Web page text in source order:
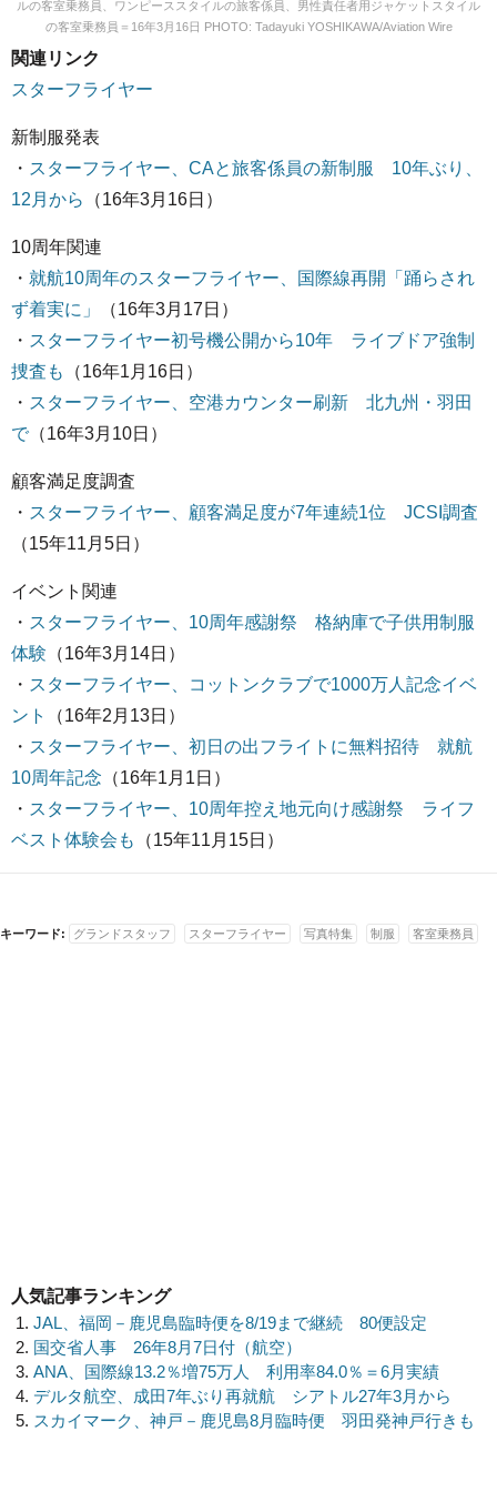
ルの客室乗務員、ワンピーススタイルの旅客係員、男性責任者用ジャケットスタイル
の客室乗務員＝16年3月16日 PHOTO: Tadayuki YOSHIKAWA/Aviation Wire
関連リンク
スターフライヤー
新制服発表
・ スターフライヤー、CAと旅客係員の新制服 10年ぶり、
12月から
（16年3月16日）
10周年関連
・ 就航10周年のスターフライヤー、国際線再開「踊らされ
ず着実に」
（16年3月17日）
・ スターフライヤー初号機公開から10年 ライブドア強制
捜査も
（16年1月16日）
・ スターフライヤー、空港カウンター刷新 北九州・羽田
で（16年3月10日）
顧客満足度調査
・ スターフライヤー、顧客満足度が7年連続1位 JCSI調査
（15年11月5日）
イベント関連
・ スターフライヤー、10周年感謝祭 格納庫で子供用制服
体験 （16年3月14日）
・ スターフライヤー、コットンクラブで1000万人記念イベ
ント
（16年2月13日）
・ スターフライヤー、初日の出フライトに無料招待 就航
10周年記念 （16年1月1日）
・ スターフライヤー、10周年控え地元向け感謝祭 ライフ
ベスト体験会も
（15年11月15日）
キーワード: グランドスタッフ スターフライヤー 写真特集 制服 客室乗務員
人気記事ランキング
JAL、福岡－鹿児島臨時便を8/19まで継続 80便設定
国交省人事 26年8月7日付（航空）
ANA、国際線13.2％増75万人 利用率84.0％＝6月実績
デルタ航空、成田7年ぶり再就航 シアトル27年3月から
スカイマーク、神戸－鹿児島8月臨時便 羽田発神戸行きも